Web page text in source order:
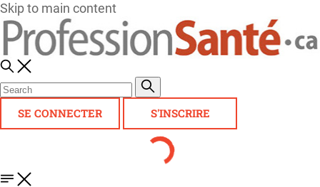
Skip to main content
SE CONNECTER S'INSCRIRE